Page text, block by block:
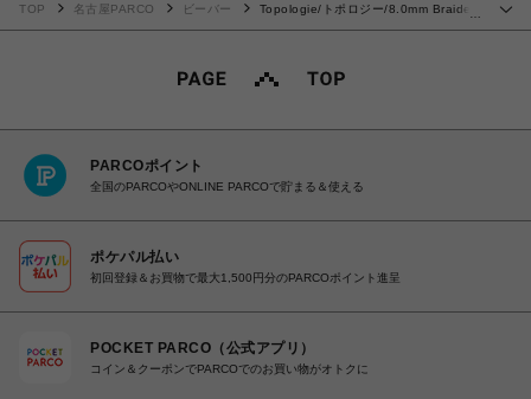
…
TOP 名古屋PARCO ビーバー
Topologie/トポロジー/8.0mm Braided
PARCOポイント
全国のPARCOやONLINE PARCOで貯まる＆使える
ポケパル払い
初回登録＆お買物で最大1,500円分のPARCOポイント進呈
POCKET PARCO（公式アプリ）
コイン＆クーポンでPARCOでのお買い物がオトクに